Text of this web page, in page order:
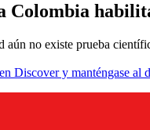
Colombia
no existe prueba
Discover y manténgase al